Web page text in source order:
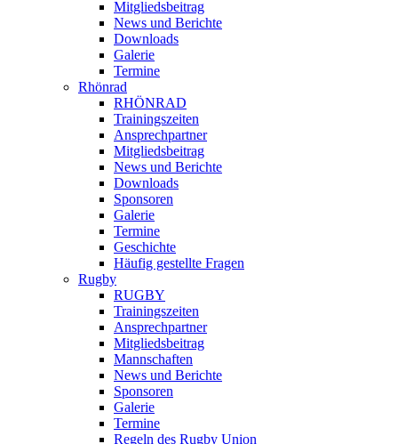
Mitgliedsbeitrag
News und Berichte
Downloads
Galerie
Termine
Rhönrad
RHÖNRAD
Trainingszeiten
Ansprechpartner
Mitgliedsbeitrag
News und Berichte
Downloads
Sponsoren
Galerie
Termine
Geschichte
Häufig gestellte Fragen
Rugby
RUGBY
Trainingszeiten
Ansprechpartner
Mitgliedsbeitrag
Mannschaften
News und Berichte
Sponsoren
Galerie
Termine
Regeln des Rugby Union